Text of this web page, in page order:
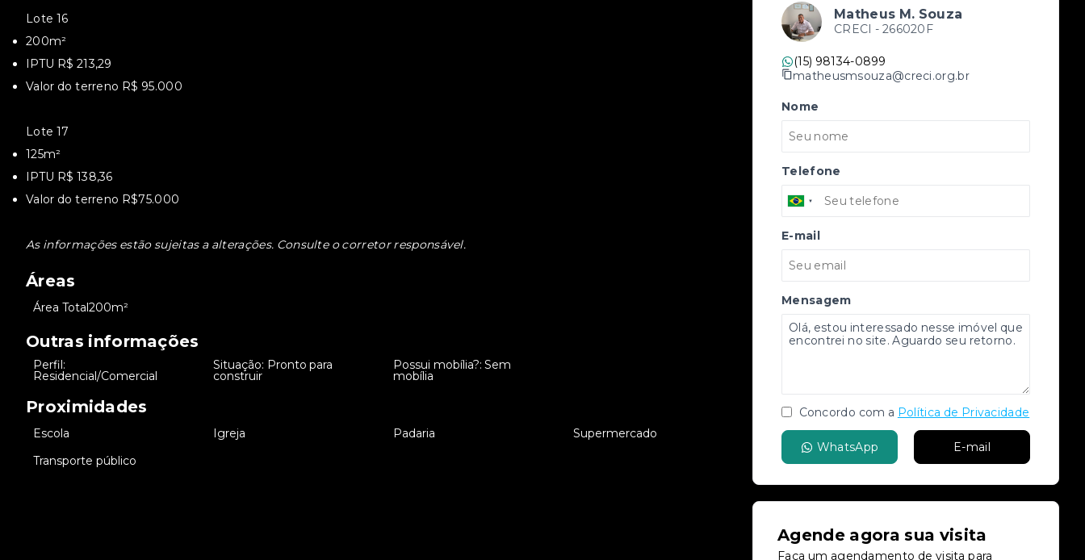
Lote 16
200m²
IPTU R$ 213,29
Valor do terreno R$ 95.000
Lote 17
125m²
IPTU R$ 138,36
Valor do terreno R$75.000
As informações estão sujeitas a alterações. Consulte o corretor responsável.
Áreas
Área Total200m²
Outras informações
Perfil:
Residencial/Comercial
Situação: Pronto para
construir
Possui mobília?: Sem
mobília
Proximidades
Escola Igreja Padaria
Supermercado
Transporte público
Matheus M. Souza
CRECI - 266020F
(15) 98134-0899
matheusmsouza@creci.org.br
Nome
Telefone
E-mail
Mensagem
Concordo com a Política de Privacidade
WhatsApp E-mail
Agende agora sua visita
Faça um agendamento de visita para